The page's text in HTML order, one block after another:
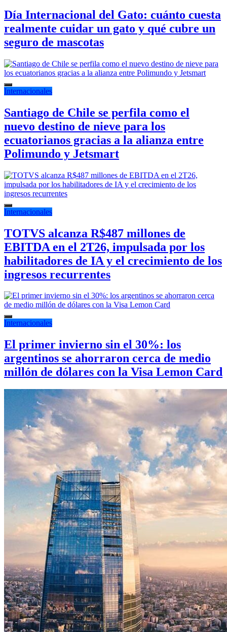
Día Internacional del Gato: cuánto cuesta
realmente cuidar un gato y qué cubre un
seguro de mascotas
Internacionales
Santiago de Chile se perfila como el
nuevo destino de nieve para los
ecuatorianos gracias a la alianza entre
Polimundo y Jetsmart
Internacionales
TOTVS alcanza R$487 millones de
EBITDA en el 2T26, impulsada por los
habilitadores de IA y el crecimiento de los
ingresos recurrentes
Internacionales
El primer invierno sin el 30%: los
argentinos se ahorraron cerca de medio
millón de dólares con la Visa Lemon Card